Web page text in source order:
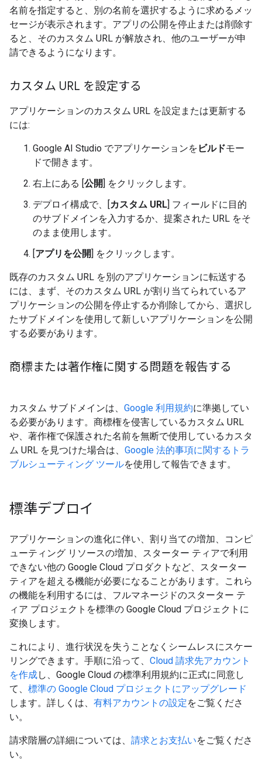
名前を指定すると、別の名前を選択するように求めるメッ
セージが表示されます。アプリの公開を停止または削除す
ると、そのカスタム URL が解放され、他のユーザーが申
請できるようになります。
カスタム URL を設定する
アプリケーションのカスタム URL を設定または更新する
には:
Google AI Studio でアプリケーションを ビルドモー
ドで開きます。
右上にある [公開] をクリックします。
デプロイ構成で、[カスタム URL] フィールドに目的
のサブドメインを入力するか、提案された URL をそ
のまま使用します。
[アプリを公開] をクリックします。
既存のカスタム URL を別のアプリケーションに転送する
には、まず、そのカスタム URL が割り当てられているア
プリケーションの公開を停止するか削除してから、選択し
たサブドメインを使用して新しいアプリケーションを公開
する必要があります。
商標または著作権に関する問題を報告する
カスタム サブドメインは、 Google 利用規約に準拠してい
る必要があります。商標権を侵害しているカスタム URL
や、著作権で保護された名前を無断で使用しているカスタ
ム URL を見つけた場合は、 Google 法的事項に関するトラ
ブルシューティング ツールを使用して報告できます。
標準デプロイ
アプリケーションの進化に伴い、割り当ての増加、コンピ
ューティング リソースの増加、スターター ティアで利用
できない他の Google Cloud プロダクトなど、スターター
ティアを超える機能が必要になることがあります。これら
の機能を利用するには、フルマネージドのスターター テ
ィア プロジェクトを標準の Google Cloud プロジェクトに
変換します。
これにより、進行状況を失うことなくシームレスにスケー
リングできます。手順に沿って、 Cloud 請求先アカウント
を作成し、Google Cloud の標準利用規約に正式に同意し
て、 標準の Google Cloud プロジェクトにアップグレード
します。詳しくは、 有料アカウントの設定をご覧くださ
い。
請求階層の詳細については、 請求とお支払いをご覧くださ
い。